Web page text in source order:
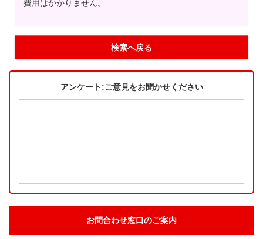
費用はかかりません。
検索へ戻る
アンケート:ご意見をお聞かせください
お問合わせ窓口のご案内